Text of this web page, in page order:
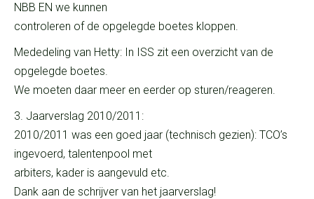
NBB EN we kunnen
controleren of de opgelegde boetes kloppen.
Mededeling van Hetty: In ISS zit een overzicht van de
opgelegde boetes.
We moeten daar meer en eerder op sturen/reageren.
3. Jaarverslag 2010/2011:
2010/2011 was een goed jaar (technisch gezien): TCO’s
ingevoerd, talentenpool met
arbiters, kader is aangevuld etc.
Dank aan de schrijver van het jaarverslag!